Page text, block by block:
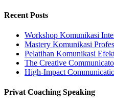
Recent Posts
Workshop Komunikasi
Mastery Komunikasi
Pelatihan Komunikasi
The Creative
High-Impact
Privat Coaching Speaking